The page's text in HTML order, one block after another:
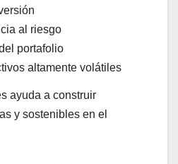
al riesgo
portafolio
altamente volátiles
ayuda a construir
y sostenibles en el